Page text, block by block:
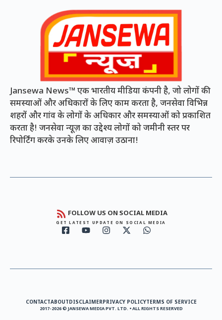
Jansewa News™ एक भारतीय मीडिया कंपनी है, जो लोगों की
समस्याओं और अधिकारों के लिए काम करता है, जनसेवा विभिन्न
शहरों और गांव के लोगों के अधिकार और समस्याओं को प्रकाशित
करता है! जनसेवा न्यूज़ का उद्देश्य लोगों को जमीनी स्तर पर
रिपोर्टिंग करके उनके लिए आवाज़ उठाना!
FOLLOW US ON SOCIAL MEDIA
GET LATEST UPDATE ON SOCIAL MEDIA
CONTACTABOUTDISCLAIMERPRIVACY POLICYTERMS OF SERVICE
2017-2026 © JANSEWA MEDIA PVT. LTD. • ALL RIGHTS RESERVED